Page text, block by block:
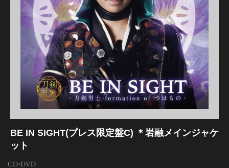
加州清光 単騎出陣 極
髭切 単騎出陣 ～夢幻泡影～
江 おん すていじ かうんとだうんぱーてぃー
BE IN SIGHT(プレス限定盤C) ＊岩融メインジャケ
ット
CD・DVD